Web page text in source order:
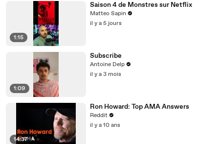
1:15
Saison 4 de Monstres sur Netflix
Matteo Sapin
il y a 5 jours
1:09
Subscribe
Antoine Delp
il y a 3 mois
14:37
Ron Howard: Top AMA Answers
Reddit
il y a 10 ans